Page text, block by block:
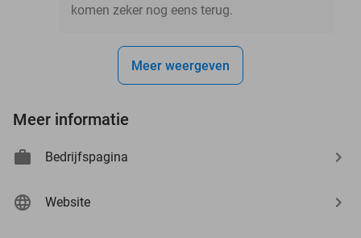
komen zeker nog eens terug.
Meer weergeven
Meer informatie
Bedrijfspagina
Website